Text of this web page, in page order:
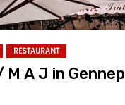
RESTAURANT
M A J in Gennep